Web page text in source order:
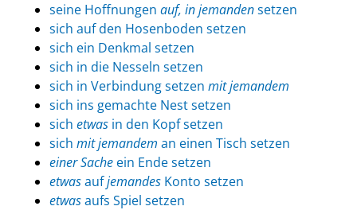
seine Hoffnungen auf, in jemandensetzen
sich auf den Hosenboden setzen
sich ein Denkmal setzen
sich in die Nesseln setzen
sich in Verbindung setzen mit jemandem
sich ins gemachte Nest setzen
sich etwas in den Kopf setzen
sich mit jemandem an einen Tisch setzen
einer Sache ein Ende setzen
etwasaufjemandes Konto setzen
etwasaufs Spiel setzen